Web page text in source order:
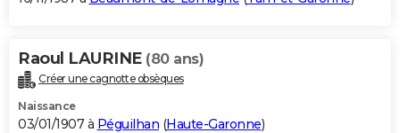
Raoul LAURINE (80 ans)
Créer une cagnotte obsèques
Naissance
03/01/1907 à Péguilhan (Haute-Garonne)